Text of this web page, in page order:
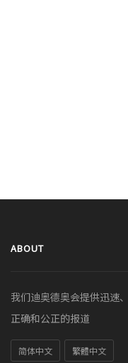
ABOUT
我们迪奥德奥会提供迅速、
正确和公正的报道
简体中文 繁體中文